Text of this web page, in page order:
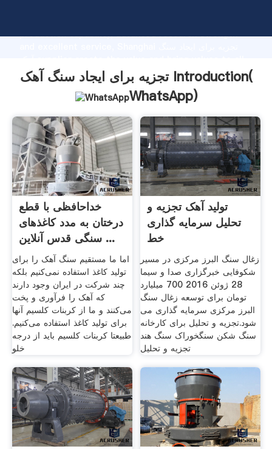
production capability, advanced research strength
of customers.
تجزیه برای ایجاد سنگ آهک Introduction(
WhatsApp)
خداحافظی با قطع
درختان به مدد کاغذهای
سنگی قدس آنلاین ...
اما ما مستقیم سنگ آهک را برای
تولید کاغذ استفاده نمی‌کنیم بلکه
چند شرکت در ایران وجود دارند
که آهک را فرآوری و پخت
می‌کنند و ما از کربنات کلسیم آنها
برای تولید کاغذ استفاده می‌کنیم.
طبیعتا کربنات کلسیم باید از درجه
خلو
تولید آهک تجزیه و
تحلیل سرمایه گذاری
خط
زغال سنگ البرز مرکزی در مسیر
شکوفایی خبرگزاری صدا و سیما
28 ژوئن 2016 700 میلیارد
تومان برای توسعه زغال سنگ
البرز مرکزی سرمایه گذاری می
شود.تجزیه و تحلیل برای کارخانه
سنگ شکن سنگخوراک سنگ هند
تجزیه و تحلیل